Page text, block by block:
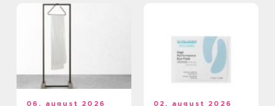
06. august 2026 02. august 2026